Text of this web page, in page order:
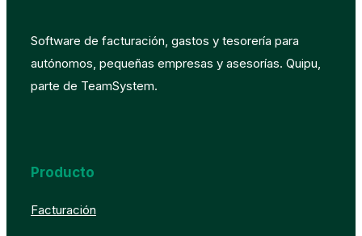
Software de facturación, gastos y tesorería para
autónomos, pequeñas empresas y asesorías. Quipu,
parte de TeamSystem.
Producto
Facturación